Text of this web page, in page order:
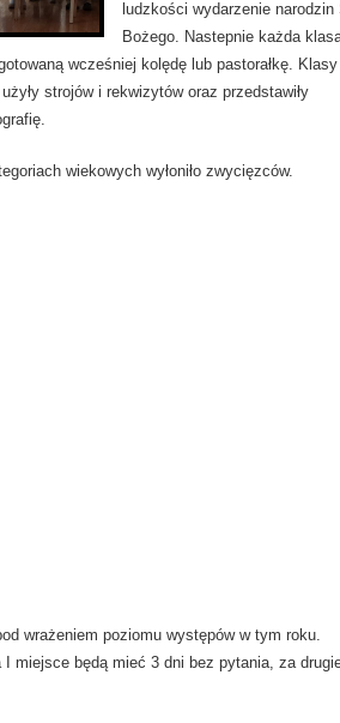
ludzkości wydarzenie narodzin
Bożego. Nastepnie każda
wcześniej kolędę lub pastorałkę. Klasy
strojów i rekwizytów oraz przedstawiły
wiekowych wyłoniło zwycięzców.
wrażeniem poziomu występów w tym roku.
I miejsce będą mieć 3 dni bez pytania, za